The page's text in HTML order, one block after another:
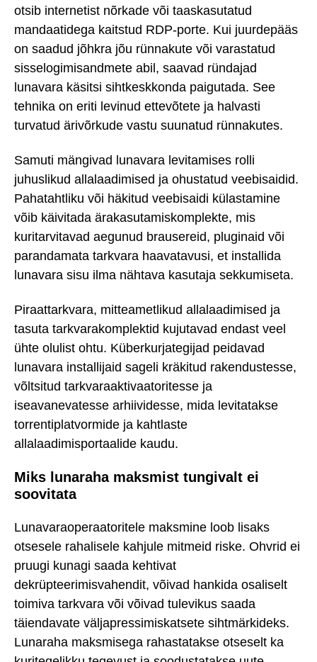
otsib internetist nõrkade või taaskasutatud
mandaatidega kaitstud RDP-porte. Kui juurdepääs
on saadud jõhkra jõu rünnakute või varastatud
sisselogimisandmete abil, saavad ründajad
lunavara käsitsi sihtkeskkonda paigutada. See
tehnika on eriti levinud ettevõtete ja halvasti
turvatud ärivõrkude vastu suunatud rünnakutes.
Samuti mängivad lunavara levitamises rolli
juhuslikud allalaadimised ja ohustatud veebisaidid.
Pahatahtliku või häkitud veebisaidi külastamine
võib käivitada ärakasutamiskomplekte, mis
kuritarvitavad aegunud brausereid, pluginaid või
parandamata tarkvara haavatavusi, et installida
lunavara sisu ilma nähtava kasutaja sekkumiseta.
Piraattarkvara, mitteametlikud allalaadimised ja
tasuta tarkvarakomplektid kujutavad endast veel
ühte olulist ohtu. Küberkurjategijad peidavad
lunavara installijaid sageli kräkitud rakendustesse,
võltsitud tarkvaraaktivaatoritesse ja
iseavanevatesse arhiividesse, mida levitatakse
torrentiplatvormide ja kahtlaste
allalaadimisportaalide kaudu.
Miks lunaraha maksmist tungivalt ei
soovitata
Lunavaraoperaatoritele maksmine loob lisaks
otsesele rahalisele kahjule mitmeid riske. Ohvrid ei
pruugi kunagi saada kehtivat
dekrüpteerimisvahendit, võivad hankida osaliselt
toimiva tarkvara või võivad tulevikus saada
täiendavate väljapressimiskatsete sihtmärkideks.
Lunaraha maksmisega rahastatakse otseselt ka